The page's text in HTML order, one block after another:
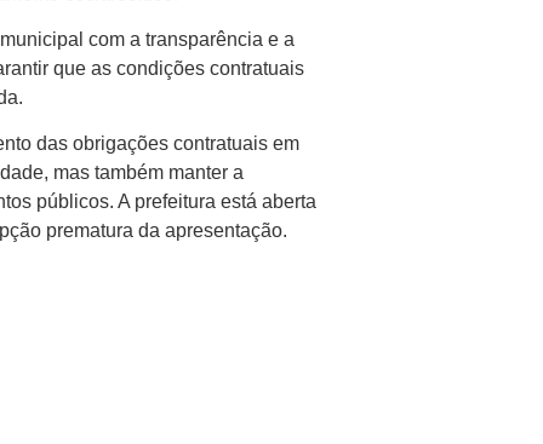
com a transparência e a
que as condições contratuais
das obrigações contratuais em
mas também manter a
públicos. A prefeitura está aberta
prematura da apresentação.